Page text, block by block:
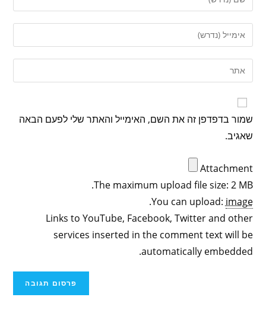
שמור בדפדפן זה את השם, האימייל והאתר שלי לפעם הבאה
שאגיב.
Attachment
The maximum upload file size: 2 MB.
You can upload: image
.
Links to YouTube, Facebook, Twitter and other
services inserted in the comment text will be
automatically embedded.